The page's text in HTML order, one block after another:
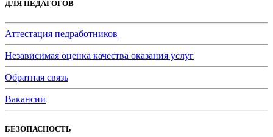
ДЛЯ ПЕДАГОГОВ
Аттестация педработников
Независимая оценка качества оказания услуг
Обратная связь
Вакансии
БЕЗОПАСНОСТЬ